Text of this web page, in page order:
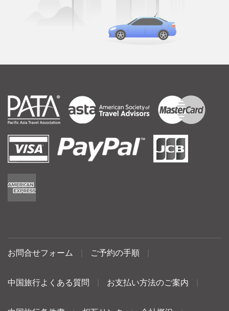
お問合せフォーム ご予約の手順
中国旅行よくある質問 お支払い方法のご案内